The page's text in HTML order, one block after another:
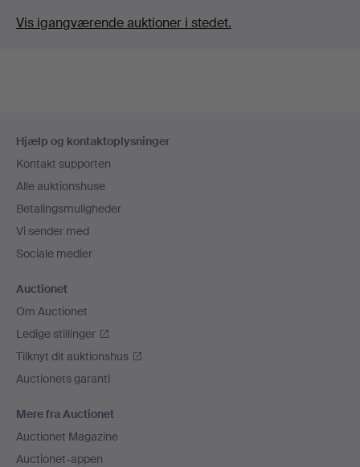
Vis igangværende auktioner i stedet.
Hjælp og kontaktoplysninger
Kontakt supporten
Alle auktionshuse
Betalingsmuligheder
Vi sender med
Sociale medier
Auctionet
Om Auctionet
Ledige stillinger
Tilknyt dit auktionshus
Auctionets garanti
Mere fra Auctionet
Auctionet Magazine
Auctionet-appen